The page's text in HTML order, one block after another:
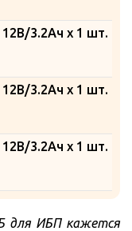
12В/3.2Ач x 1 шт.
12В/3.2Ач x 1 шт.
12В/3.2Ач x 1 шт.
для ИБП кажется